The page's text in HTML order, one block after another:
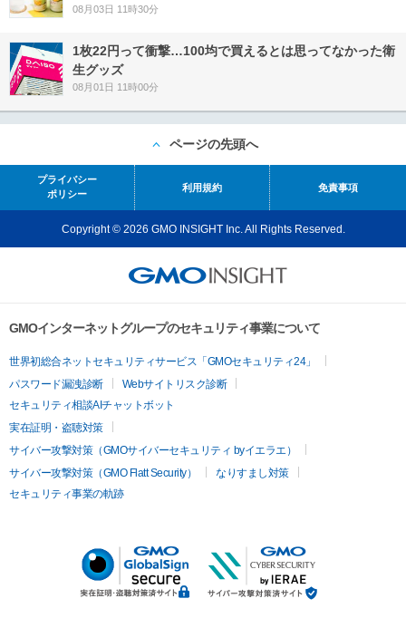
08月03日 11時30分
1枚22円って衝撃…100均で買えるとは思ってなかった衛
生グッズ
08月01日 11時00分
ページの先頭へ
プライバシー
ポリシー
利用規約 免責事項
Copyright © 2026 GMO INSIGHT Inc. All Rights Reserved.
GMOインターネットグループのセキュリティ事業について
世界初総合ネットセキュリティサービス「GMOセキュリティ24」
パスワード漏洩診断
Webサイトリスク診断
セキュリティ相談AIチャットボット
実在証明・盗聴対策
サイバー攻撃対策（GMOサイバーセキュリティ byイエラエ）
サイバー攻撃対策（GMO Flatt Security）
なりすまし対策
セキュリティ事業の軌跡